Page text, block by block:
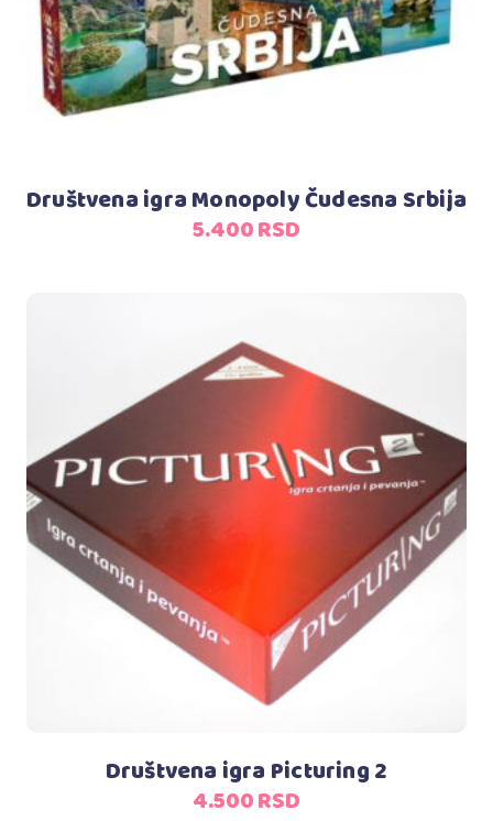
Društvena igra Monopoly Čudesna Srbija
5.400RSD
Dodaj u korpu
Društvena igra Picturing 2
4.500RSD